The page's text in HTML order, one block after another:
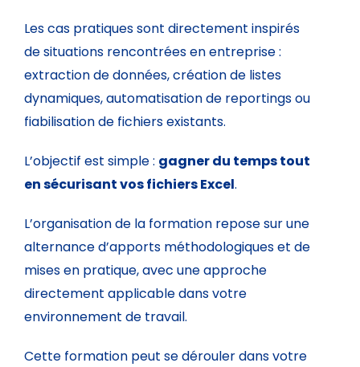
Les cas pratiques sont directement inspirés
de situations rencontrées en entreprise :
extraction de données, création de listes
dynamiques, automatisation de reportings ou
fiabilisation de fichiers existants.
L’objectif est simple : gagner du temps tout
en sécurisant vos fichiers Excel.
L’organisation de la formation repose sur une
alternance d’apports méthodologiques et de
mises en pratique, avec une approche
directement applicable dans votre
environnement de travail.
Cette formation peut se dérouler dans votre